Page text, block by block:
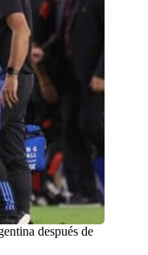
después de